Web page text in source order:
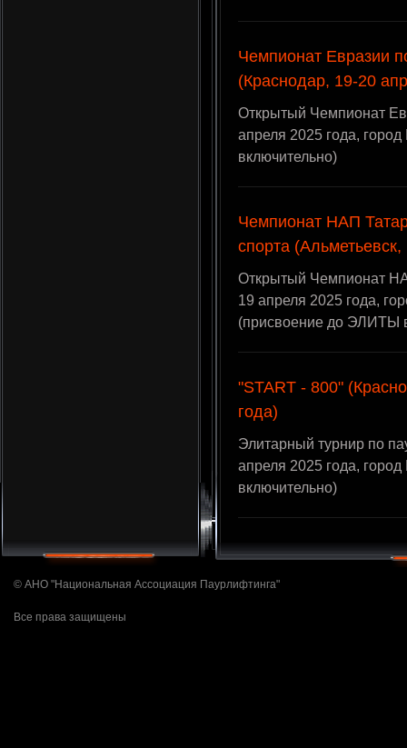
Чемпионат Евразии
(Краснодар, 19-20
Открытый Чемпионат
апреля 2025 года,
включительно)
Чемпионат НАП
спорта
Открытый Чемпионат
19 апреля 2025 года,
(присвоение до ЭЛИТЫ
"START - 800"
года)
Элитарный турнир по
апреля 2025 года,
включительно)
© АНО "Национальная Ассоциация Паурлифтинга"
Все права защищены